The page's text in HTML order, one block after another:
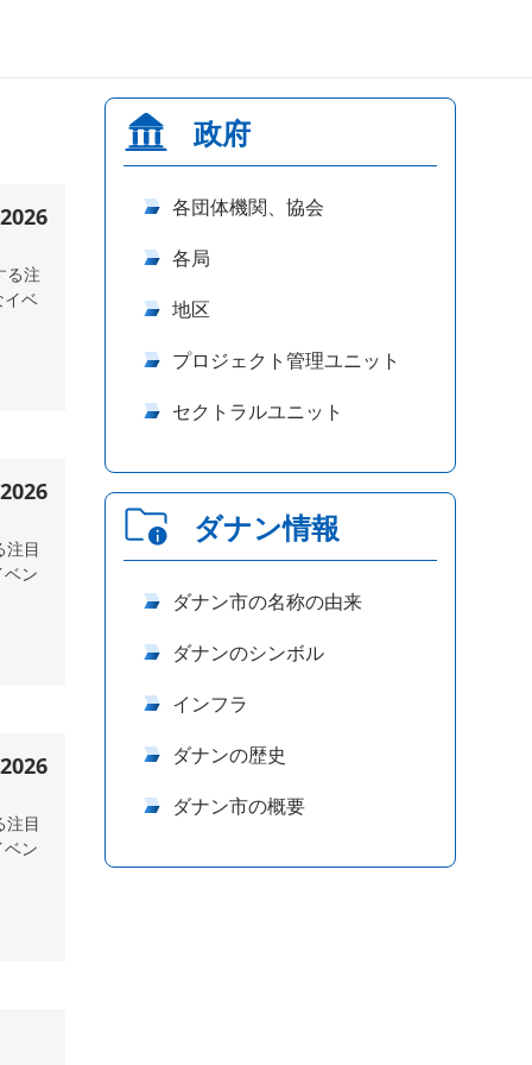
る注
イベ
注目
ン
注目
ン
政府
各団体機関、協会
各局
地区
プロジェクト管理ユニット
セクトラルユニット
ダナン情報
ダナン市の名称の由来
ダナンのシンボル
インフラ
ダナンの歴史
ダナン市の概要